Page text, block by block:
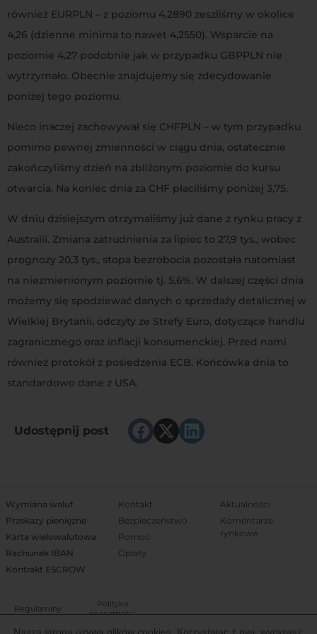
również EURPLN – z poziomu 4,2890 zeszliśmy w okolice
4,26 (dzienne minima to nawet 4,2550). Wsparcie na
poziomie 4,27 podobnie jak w przypadku GBPPLN nie
wytrzymało. Obecnie znajdujemy się zdecydowanie
poniżej tego poziomu.
Nieco inaczej zachowywał się CHFPLN – w tym przypadku
pomimo pewnej zmienności w ciągu dnia, ostatecznie
zakończyliśmy dzień na zbliżonym poziomie do kursu
otwarcia. Na koniec dnia za CHF płaciliśmy poniżej 3,75.
W dniu dzisiejszym otrzymaliśmy już dane z rynku pracy z
Australii. Zmiana zatrudnienia za lipiec to 27,9 tys., wobec
prognozy 20,3 tys., stopa bezrobocia pozostała natomiast
na niezmienionym poziomie tj. 5,6%. W dalszej części dnia
możemy się spodziewać danych o sprzedaży detalicznej w
Wielkiej Brytanii, odczyty ze Strefy Euro, dotyczące handlu
zagranicznego oraz inflacji konsumenckiej. Przed nami
również protokół z posiedzenia ECB. Końcówka dnia to
standardowo dane z USA.
Udostępnij post
Wymiana walut
Przekazy pieniężne
Karta wielowalutowa
Rachunek IBAN
Kontrakt ESCROW
Kontakt
Bezpieczeństwo
Pomoc
Opłaty
Aktualności
Komentarze
rynkowe
Regulaminy
Polityka
prywatności